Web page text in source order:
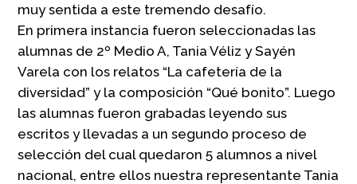
muy sentida a este tremendo desafío.
En primera instancia fueron seleccionadas las
alumnas de 2º Medio A, Tania Véliz y Sayén
Varela con los relatos “La cafetería de la
diversidad” y la composición “Qué bonito”. Luego
las alumnas fueron grabadas leyendo sus
escritos y llevadas a un segundo proceso de
selección del cual quedaron 5 alumnos a nivel
nacional, entre ellos nuestra representante Tania